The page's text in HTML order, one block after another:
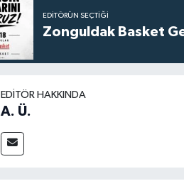
EDITÖRÜN SEÇTIĞI
Zonguldak Basket
EDITÖR HAKKINDA
A. Ü.